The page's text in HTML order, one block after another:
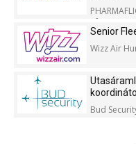
Kft.
Senior
Wizz Air
Bud